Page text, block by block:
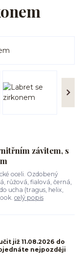
závitem, s
oceli. Ozdobený
růžová, fialová, černá,
ucha (tragus, helix,
celý popis
již 11.08.2026 do
nejpozději